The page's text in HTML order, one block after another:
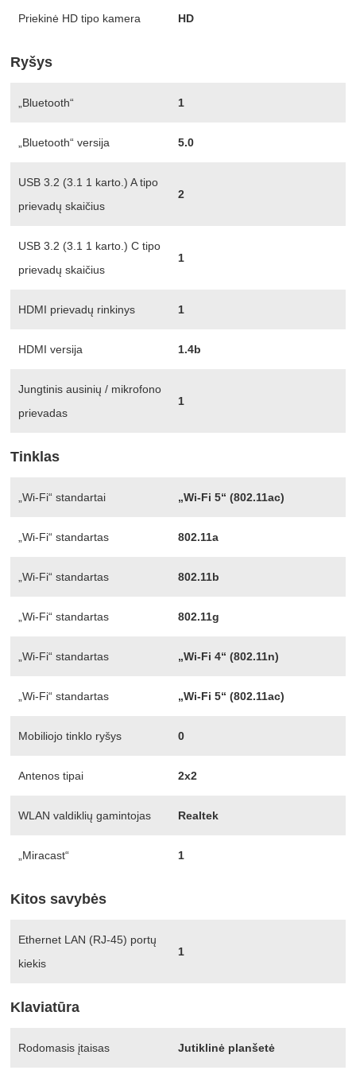
Priekinė HD tipo kamera HD
Ryšys
„Bluetooth“ 1
„Bluetooth“ versija 5.0
USB 3.2 (3.1 1 karto.) A tipo
prievadų skaičius
2
USB 3.2 (3.1 1 karto.) C tipo
prievadų skaičius
1
HDMI prievadų rinkinys 1
HDMI versija 1.4b
Jungtinis ausinių / mikrofono
prievadas
1
Tinklas
„Wi-Fi“ standartai „Wi-Fi 5“ (802.11ac)
„Wi-Fi“ standartas 802.11a
„Wi-Fi“ standartas 802.11b
„Wi-Fi“ standartas 802.11g
„Wi-Fi“ standartas „Wi-Fi 4“ (802.11n)
„Wi-Fi“ standartas „Wi-Fi 5“ (802.11ac)
Mobiliojo tinklo ryšys 0
Antenos tipai 2x2
WLAN valdiklių gamintojas Realtek
„Miracast“ 1
Kitos savybės
Ethernet LAN (RJ-45) portų
kiekis
1
Klaviatūra
Rodomasis įtaisas Jutiklinė planšetė